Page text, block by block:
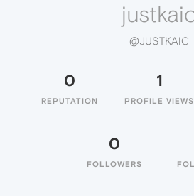
@JUSTKAIC
0
REPUTATION
1
PROFILE VIEWS
0
FOLLOWERS